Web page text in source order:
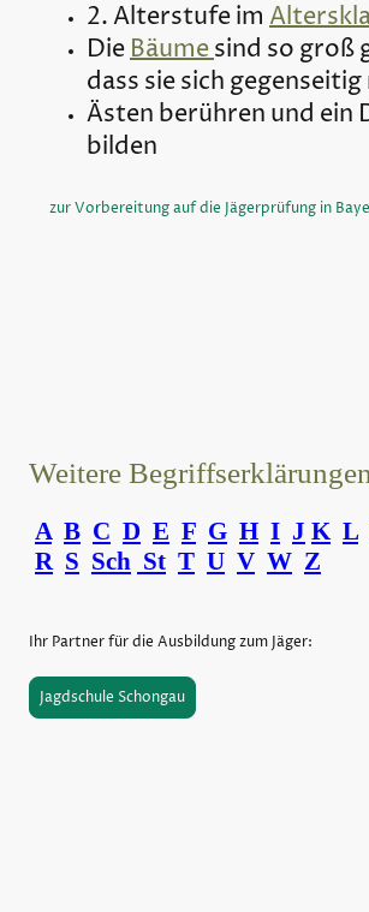
2. Alterstufe im
DieBäumesind so groß
dass sie sich
Ästen berühren und ein
bilden
zur Vorbereitung auf die Jägerprüfung in
Weitere
A B C D E F G H I J K L
R S Sch St T U V W Z
Ihr Partner für die Ausbildung zum Jäger:
Jagdschule Schongau